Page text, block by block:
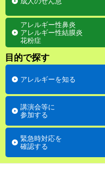
アレルギー性鼻炎
アレルギー性結膜炎
花粉症
目的で探す
アレルギーを知る
講演会等に
参加する
緊急時対応を
確認する